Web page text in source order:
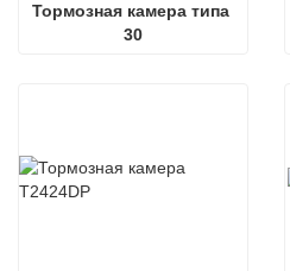
Тормозная камера типа
30